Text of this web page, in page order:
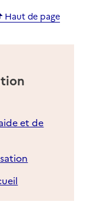
Haut de page
et de